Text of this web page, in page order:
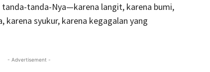
tanda-Nya—karena langit, karena bumi,
karena syukur, karena kegagalan yang
- Advertisement -